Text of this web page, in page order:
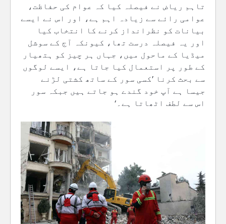
تاہم ریاض نے فیصلہ کیا کہ عوام کی حفاظت،
عوامی رائے سے زیادہ اہم ہے، اور اس نے ایسے
بیانات کو نظرانداز کرنے کا انتخاب کیا
اور یہ فیصلہ درست تھا، کیونکہ آج کے سوشل
میڈیا کے ماحول میں، جہاں ہر چیز کو ہتھیار
کے طور پر استعمال کیا جاتا ہے، ایسے لوگوں
سے بحث کرنا ’کسی سور کے ساتھ کشتی لڑنے
جیسا ہے آپ خود گندے ہو جاتے ہیں جبکہ سور
اس سے لطف اٹھاتا ہے۔‘